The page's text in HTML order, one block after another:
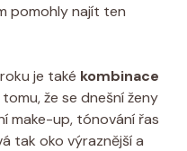
pomohly⁢ najít ten
je také kombinace
že se dnešní ženy
make-up, tónování řas
tak oko výraznější a